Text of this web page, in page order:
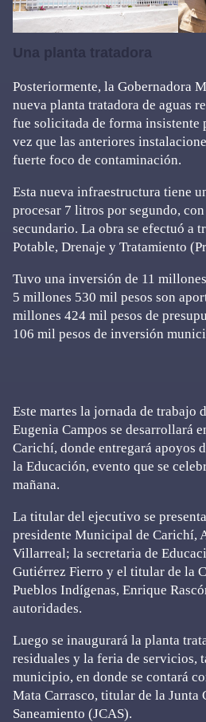
Una planta tratadora
Posteriormente, la Gobernadora
nueva planta tratadora de aguas
fue solicitada de forma insistente
vez que las anteriores
fuerte foco de contaminación.
Esta nueva infraestructura tiene
procesar 7 litros por segundo,
secundario. La obra se efectuó a
Potable, Drenaje y Tratamiento
Tuvo una inversión de 11
5 millones 530 mil pesos son
millones 424 mil pesos de
106 mil pesos de inversión
Este martes la jornada de trabajo
Eugenia Campos se desarrollará
Carichí, donde entregará apoyos
la Educación, evento que se
mañana.
La titular del ejecutivo se
presidente Municipal de Carichí,
Villarreal; la secretaria de
Gutiérrez Fierro y el titular de la
Pueblos Indígenas, Enrique
autoridades.
Luego se inaugurará la planta
residuales y la feria de servicios,
municipio, en donde se contará
Mata Carrasco, titular de la Junta
Saneamiento (JCAS).